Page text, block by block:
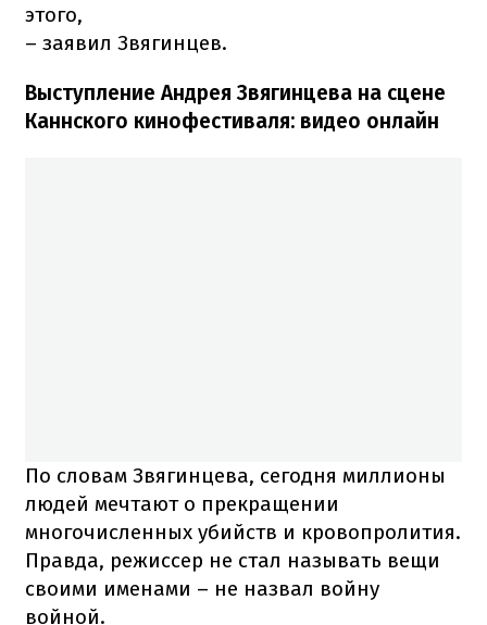
этого,
– заявил Звягинцев.
Выступление Андрея Звягинцева на сцене
Каннского кинофестиваля: видео онлайн
По словам Звягинцева, сегодня миллионы
людей мечтают о прекращении
многочисленных убийств и кровопролития.
Правда, режиссер не стал называть вещи
своими именами – не назвал войну
войной.